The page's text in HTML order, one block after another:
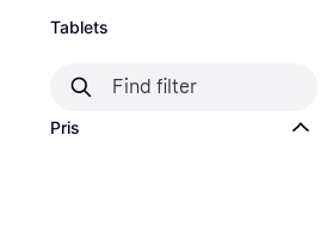
Tablets
Pris